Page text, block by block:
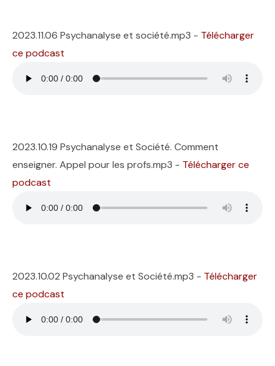
2023.11.06 Psychanalyse et société.mp3 - Télécharger
ce podcast
2023.10.19 Psychanalyse et Société. Comment
enseigner. Appel pour les profs.mp3 - Télécharger ce
podcast
2023.10.02 Psychanalyse et Société.mp3 - Télécharger
ce podcast